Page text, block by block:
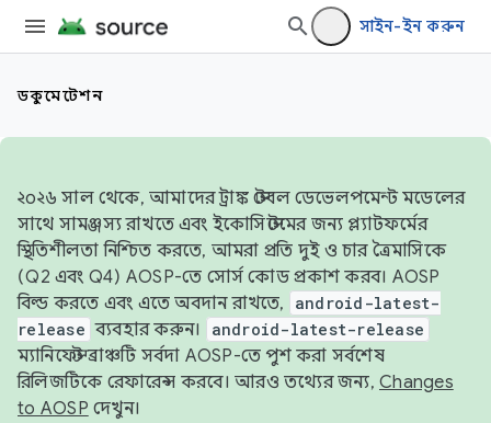
সাইন-ইন করুন
ডকুমেন্টেশন
২০২৬ সাল থেকে, আমাদের ট্রাঙ্ক স্টেবল ডেভেলপমেন্ট মডেলের
সাথে সামঞ্জস্য রাখতে এবং ইকোসিস্টেমের জন্য প্ল্যাটফর্মের
স্থিতিশীলতা নিশ্চিত করতে, আমরা প্রতি দুই ও চার ত্রৈমাসিকে
(Q2 এবং Q4) AOSP-তে সোর্স কোড প্রকাশ করব। AOSP
বিল্ড করতে এবং এতে অবদান রাখতে,
android-latest-
release ব্যবহার করুন। android-latest-release
ম্যানিফেস্ট ব্রাঞ্চটি সর্বদা AOSP-তে পুশ করা সর্বশেষ
রিলিজটিকে রেফারেন্স করবে। আরও তথ্যের জন্য, Changes
to AOSP দেখুন।